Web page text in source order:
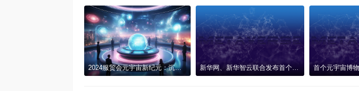
2024服贸会元宇宙新纪元：沉浸式文化与科技交融的梦幻之旅 新华网、新华智云联合发布首个AIGC元宇宙系统“元卯”，技术赋能产业创新联盟